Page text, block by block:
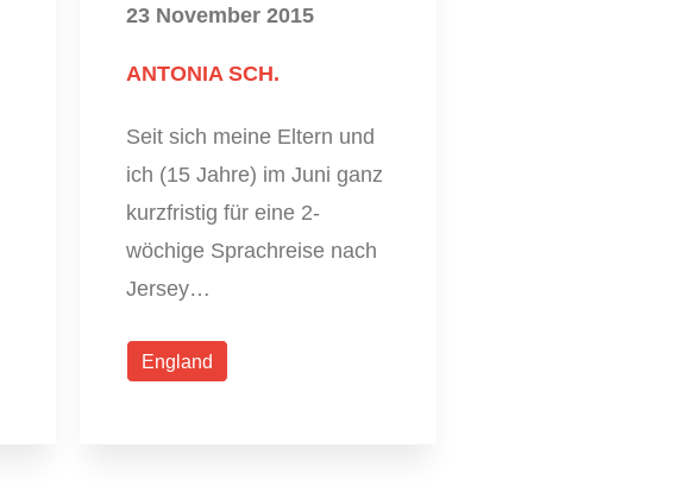
23 November 2015
ANTONIA SCH.
Seit sich meine Eltern und
ich (15 Jahre) im Juni ganz
kurzfristig für eine 2-
wöchige Sprachreise nach
Jersey…
England